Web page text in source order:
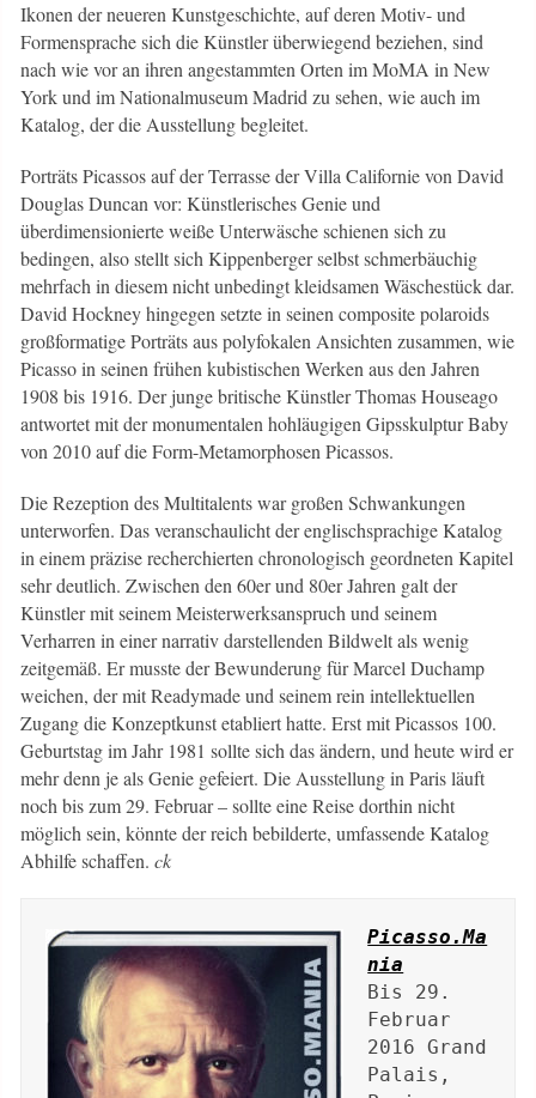
Ikonen der neueren Kunstgeschichte, auf deren Motiv- und
Formensprache sich die Künstler überwiegend beziehen, sind
nach wie vor an ihren angestammten Orten im MoMA in New
York und im Nationalmuseum Madrid zu sehen, wie auch im
Katalog, der die Ausstellung begleitet.
Porträts Picassos auf der Terrasse der Villa Californie von David
Douglas Duncan vor: Künstlerisches Genie und
überdimensionierte weiße Unterwäsche schienen sich zu
bedingen, also stellt sich Kippenberger selbst schmerbäuchig
mehrfach in diesem nicht unbedingt kleidsamen Wäschestück dar.
David Hockney hingegen setzte in seinen composite polaroids
großformatige Porträts aus polyfokalen Ansichten zusammen, wie
Picasso in seinen frühen kubistischen Werken aus den Jahren
1908 bis 1916. Der junge britische Künstler Thomas Houseago
antwortet mit der monumentalen hohläugigen Gipsskulptur Baby
von 2010 auf die Form-Metamorphosen Picassos.
Die Rezeption des Multitalents war großen Schwankungen
unterworfen. Das veranschaulicht der englischsprachige Katalog
in einem präzise recherchierten chronologisch geordneten Kapitel
sehr deutlich. Zwischen den 60er und 80er Jahren galt der
Künstler mit seinem Meisterwerksanspruch und seinem
Verharren in einer narrativ darstellenden Bildwelt als wenig
zeitgemäß. Er musste der Bewunderung für Marcel Duchamp
weichen, der mit Readymade und seinem rein intellektuellen
Zugang die Konzeptkunst etabliert hatte. Erst mit Picassos 100.
Geburtstag im Jahr 1981 sollte sich das ändern, und heute wird er
mehr denn je als Genie gefeiert. Die Ausstellung in Paris läuft
noch bis zum 29. Februar – sollte eine Reise dorthin nicht
möglich sein, könnte der reich bebilderte, umfassende Katalog
Abhilfe schaffen.ck
Picasso.Ma
nia
Bis 29.
Februar
2016 Grand
Palais,